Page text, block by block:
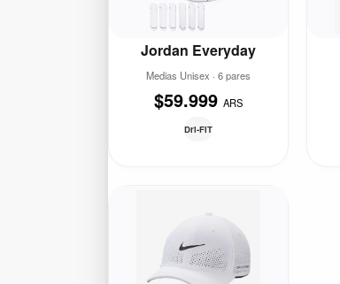
Jordan Everyday
Medias Unisex · 6 pares
$59.999 ARS
Dri-FIT